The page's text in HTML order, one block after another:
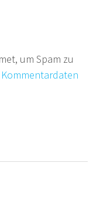
um Spam zu